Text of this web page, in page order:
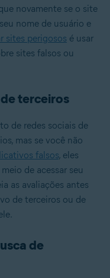
novamente se o site
nome de usuário e
sites perigosos é usar
sites falsos ou
terceiros
de redes sociais de
mas se você não
falsos, eles
de acessar seu
as avaliações antes
de terceiros ou de
de